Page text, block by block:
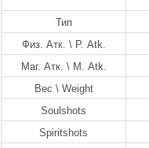
Тип
Физ. Атк. \ P. Atk.
Маг. Атк. \ M. Atk.
Вес \ Weight
Soulshots
Spiritshots